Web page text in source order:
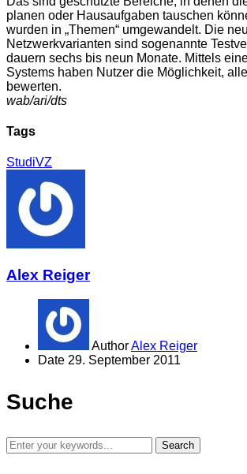
planen oder Hausaufgaben tauschen
wurden in „Themen“ umgewandelt. Die
Netzwerkvarianten sind sogenannte
dauern sechs bis neun Monate. Mittels
Systems haben Nutzer die Möglichkeit,
bewerten.
wab/ari/dts
Tags
StudiVZ
Alex Reiger
AuthorAlex Reiger
Date 29. September 2011
Suche